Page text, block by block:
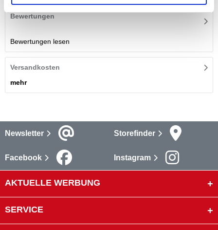
Bewertungen
Bewertungen lesen
Versandkosten
mehr
Newsletter Storefinder
Facebook Instagram
AKTUELLE WERBUNG
SERVICE